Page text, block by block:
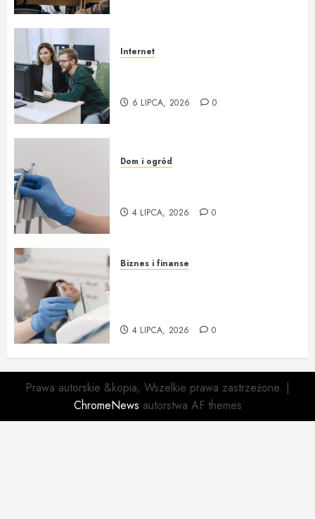
Internet
6 LIPCA, 2026 0
Dom i ogród
4 LIPCA, 2026 0
Biznes i finanse
4 LIPCA, 2026 0
Prawa autorskie &kopia; Wszelkie prawa zastrzeżone. |
ChromeNews autorstwa AF themes